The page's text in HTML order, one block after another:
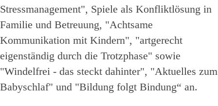
Stressmanagement", Spiele als Konfliktlösung in
Familie und Betreuung, "Achtsame
Kommunikation mit Kindern", "artgerecht
eigenständig durch die Trotzphase" sowie
"Windelfrei - das steckt dahinter", "Aktuelles zum
Babyschlaf" und "Bildung folgt Bindung“ an.